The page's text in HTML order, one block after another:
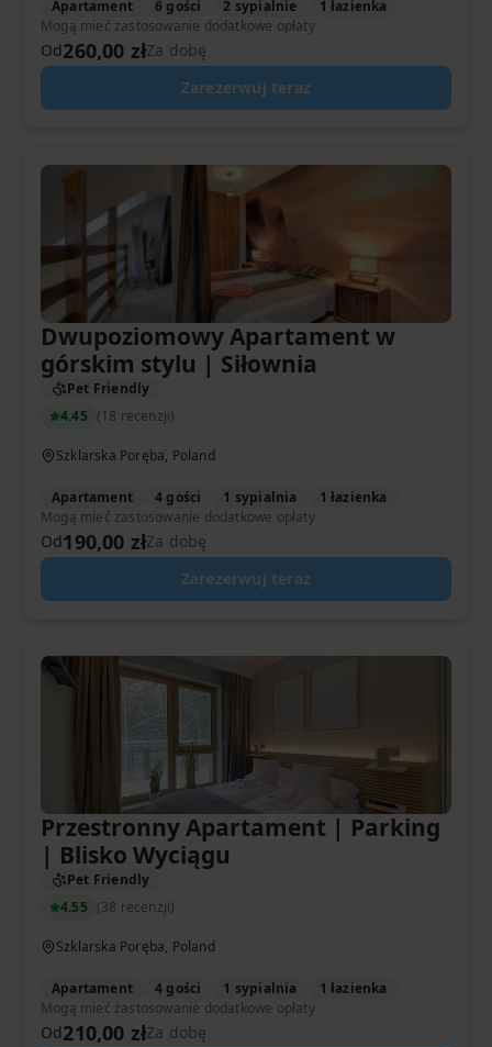
Apartament 6 gości 2 sypialnie 1 łazienka
Od260,00 złZa dobę
Zarezerwuj teraz
Mogą mieć zastosowanie dodatkowe opłaty
Dwupoziomowy Apartament w
górskim stylu | Siłownia
Pet Friendly
4.45 (18 recenzji)
Szklarska Poręba, Poland
Apartament 4 gości 1 sypialnia 1 łazienka
Od190,00 złZa dobę
Zarezerwuj teraz
Mogą mieć zastosowanie dodatkowe opłaty
Przestronny Apartament | Parking
| Blisko Wyciągu
Pet Friendly
4.55 (38 recenzji)
Szklarska Poręba, Poland
Apartament 4 gości 1 sypialnia 1 łazienka
Od210,00 złZa dobę
Mogą mieć zastosowanie dodatkowe opłaty